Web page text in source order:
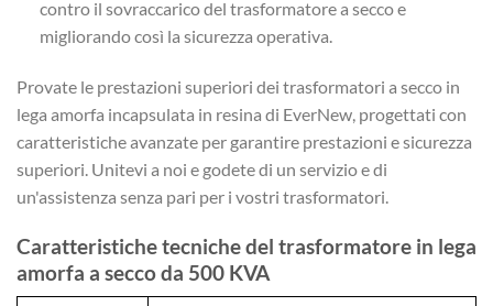
contro il sovraccarico del trasformatore a secco e
migliorando così la sicurezza operativa.
Provate le prestazioni superiori dei trasformatori a secco in
lega amorfa incapsulata in resina di EverNew, progettati con
caratteristiche avanzate per garantire prestazioni e sicurezza
superiori. Unitevi a noi e godete di un servizio e di
un'assistenza senza pari per i vostri trasformatori.
Caratteristiche tecniche del trasformatore in lega
amorfa a secco da 500 KVA